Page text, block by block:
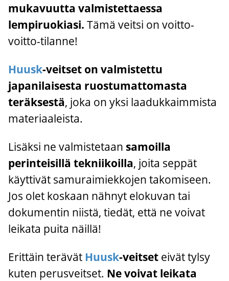
mukavuutta valmistettaessa
lempiruokiasi. Tämä veitsi on voitto-
voitto-tilanne!
Huusk-veitset on valmistettu
japanilaisesta ruostumattomasta
teräksestä, joka on yksi laadukkaimmista
materiaaleista.
Lisäksi ne valmistetaan samoilla
perinteisillä tekniikoilla, joita seppät
käyttivät samuraimiekkojen takomiseen.
Jos olet koskaan nähnyt elokuvan tai
dokumentin niistä, tiedät, että ne voivat
leikata puita näillä!
Erittäin terävät Huusk-veitset eivät tylsy
kuten perusveitset. Ne voivat leikata